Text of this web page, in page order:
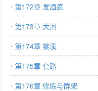
第172章 发酒疯
第173章 大河
第174章 棠溪
第175章 套路
第176章 修炼与群架